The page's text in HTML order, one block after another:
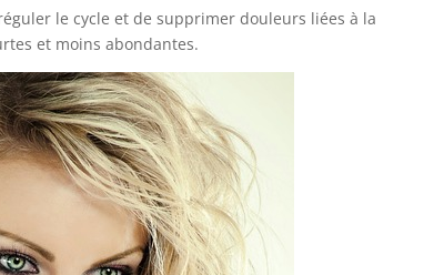
le cycle et de supprimer douleurs liées à la
et moins abondantes.